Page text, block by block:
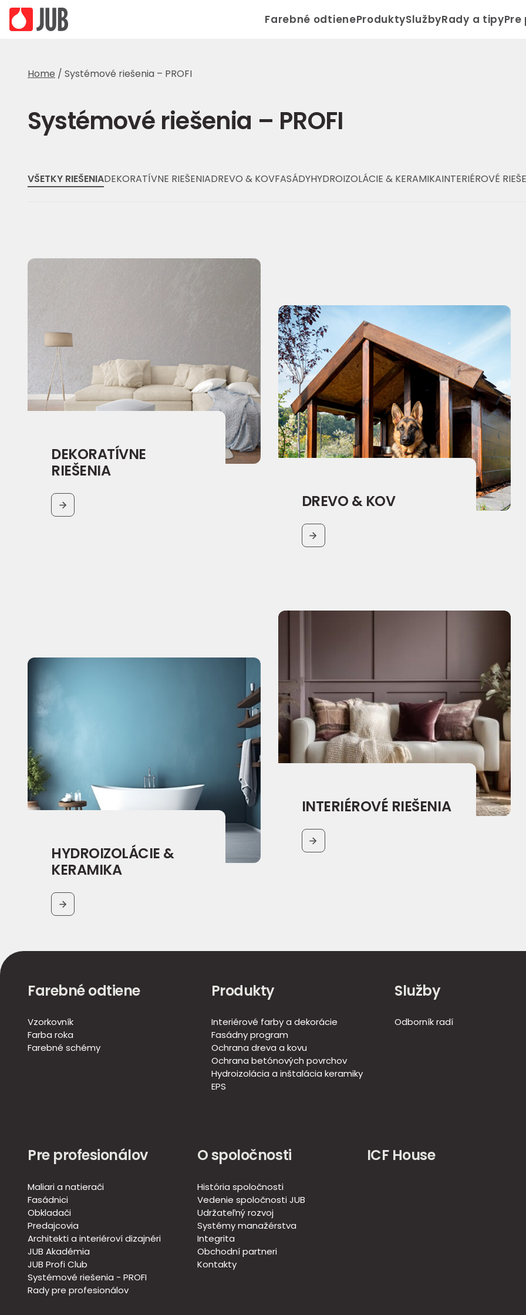
Farebné odtieneProduktySlužbyRady a tipy
Home / Systémové riešenia – PROFI
Systémové riešenia – PROFI
VŠETKY RIEŠENIADEKORATÍVNE RIEŠENIADREVO & KOVFASÁDYHYDROIZOLÁCIE & KERAMIKAINTERIÉROVÉ
DEKORATÍVNE
RIEŠENIA
BUTTON DREVO & KOV
BUTTON
HYDROIZOLÁCIE &
KERAMIKA
BUTTON
INTERIÉROVÉ RIEŠENIA
BUTTON
Farebné odtiene
Vzorkovník
Farba roka
Farebné schémy
Produkty
Interiérové farby a dekorácie
Fasádny program
Ochrana dreva a kovu
Ochrana betónových povrchov
Hydroizolácia a inštalácia keramiky
EPS
Služby
Odborník radí
Pre profesionálov
Maliari a natierači
Fasádnici
Obkladači
Predajcovia
Architekti a interiéroví dizajnéri
JUB Akadémia
JUB Profi Club
Systémové riešenia - PROFI
Rady pre profesionálov
O spoločnosti
História spoločnosti
Vedenie spoločnosti JUB
Udržateľný rozvoj
Systémy manažérstva
Integrita
Obchodní partneri
Kontakty
ICF House